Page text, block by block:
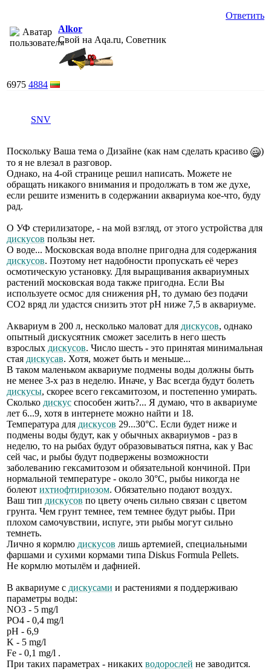
Ответить
Alkor
Свой на Aqa.ru, Советник
6975 4884
SNV
Поскольку Ваша тема о Дизайне (как нам сделать красиво
)
то я не влезал в разговор.
Однако, на 4-ой странице решил написать. Можете не
обращать никакого внимания и продолжать в том же духе,
если решите изменить в содержании аквариума кое-что, буду
рад.
О УФ стерилизаторе, - на мой взгляд, от этого устройства для
дискусов пользы нет.
О воде... Московская вода вполне пригодна для содержания
дискусов. Поэтому нет надобности пропускать её через
осмотическую установку. Для выращивания аквариумных
растений московская вода также пригодна. Если Вы
используете осмос для снижения рН, то думаю без подачи
СО2 вряд ли удастся снизить этот рН ниже 7,5 в аквариуме.
Аквариум в 200 л, несколько маловат для дискусов, однако
опытный дискусятник сможет заселить в него шесть
взрослых дискусов. Число шесть - это принятая минимальная
стая дискусав. Хотя, может быть и меньше...
В таком маленьком аквариуме подмены воды должны быть
не менее 3-х раз в неделю. Иначе, у Вас всегда будут болеть
дискусы, скорее всего гексамитозом, и постепенно умирать.
Сколько дискус способен жить?... Я думаю, что в аквариуме
лет 6...9, хотя в интернете можно найти и 18.
Температура для дискусов 29...30°С. Если будет ниже и
подмены воды будут, как у обычных аквариумов - раз в
неделю, то на рыбах будут образовываться пятна, как у Вас
сей час, и рыбы будут подвержены возможности
заболеванию гексамитозом и обязательной кончиной. При
нормальной температуре - около 30°С, рыбы никогда не
болеют ихтиофтириозом. Обязательно подают воздух.
Ваш тип дискусов по цвету очень сильно связан с цветом
грунта. Чем грунт темнее, тем темнее будут рыбы. При
плохом самочувствии, испуге, эти рыбы могут сильно
темнеть.
Лично я кормлю дискусов лишь артемией, специальными
фаршами и сухими кормами типа Diskus Formula Pellets.
Не кормлю мотылём и дафнией.
В аквариуме с дискусами и растениями я поддерживаю
параметры воды:
NO3 - 5 mg/l
PO4 - 0,4 mg/l
pH - 6,9
K - 5 mg/l
Fe - 0,1 mg/l .
При таких параметрах - никаких водорослей не заводится.